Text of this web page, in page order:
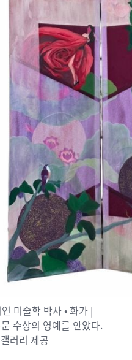
미술학 박사 • 화가 |
수상의 영예를 안았다.
러리 제공